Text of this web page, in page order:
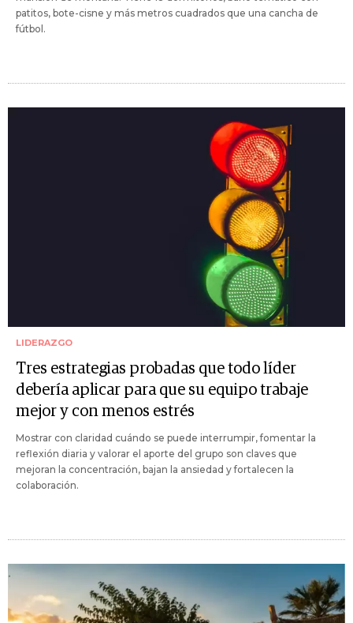
patitos, bote-cisne y más metros cuadrados que una cancha de
fútbol.
LIDERAZGO
Tres estrategias probadas que todo líder
debería aplicar para que su equipo trabaje
mejor y con menos estrés
Mostrar con claridad cuándo se puede interrumpir, fomentar la
reflexión diaria y valorar el aporte del grupo son claves que
mejoran la concentración, bajan la ansiedad y fortalecen la
colaboración.